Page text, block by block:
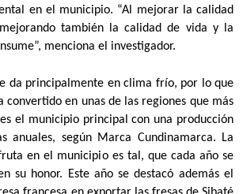
en el municipio. “Al mejorar la calidad
también la calidad de vida y la
menciona el investigador.
da principalmente en clima frío, por lo que
convertido en unas de las regiones que más
el municipio principal con una producción
anuales, según Marca Cundinamarca. La
en el municipio es tal, que cada año se
su honor. Este año se destacó además el